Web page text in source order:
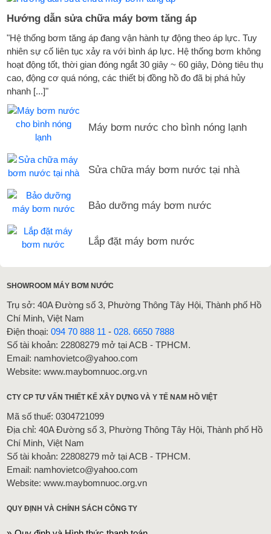
Hướng dẫn sửa chữa máy bơm tăng áp
"Hệ thống bơm tăng áp đang vận hành tự động theo áp lực. Tuy
nhiên sự cố liên tục xảy ra với bình áp lực. Hệ thống bơm không
hoạt động tốt, thời gian đóng ngắt 30 giây ~ 60 giây, Dòng tiêu thụ
cao, động cơ quá nóng, các thiết bị đồng hồ đo đã bị phá hủy
nhanh [...]"
Máy bơm nước cho bình nóng lạnh
Sửa chữa máy bơm nước tại nhà
Bảo dưỡng máy bơm nước
Lắp đặt máy bơm nước
SHOWROOM MÁY BƠM NƯỚC
Trụ sở: 40A Đường số 3, Phường Thông Tây Hội, Thành phố Hồ
Chí Minh, Việt Nam
Điện thoại:094 70 888 11 -028. 6650 7888
Số tài khoản: 22808279 mở tại ACB - TPHCM.
Email: namhovietco@yahoo.com
Website: www.maybomnuoc.org.vn
CTY CP TƯ VẤN THIẾT KẾ XÂY DỰNG VÀ Y TẾ NAM HỒ VIỆT
Mã số thuế: 0304721099
Địa chỉ: 40A Đường số 3, Phường Thông Tây Hội, Thành phố Hồ
Chí Minh, Việt Nam
Số tài khoản: 22808279 mở tại ACB - TPHCM.
Email: namhovietco@yahoo.com
Website: www.maybomnuoc.org.vn
QUY ĐỊNH VÀ CHÍNH SÁCH CÔNG TY